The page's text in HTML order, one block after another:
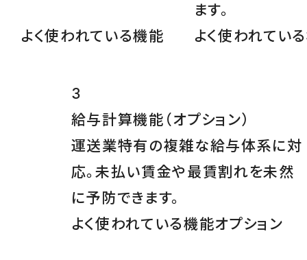
よく使われている機能
ます。
よく使われてい
3
給与計算機能 （オプション）
運送業特有の複雑な給与体系に対
応。未払い賃金や最賃割れを未然
に予防できます。
よく使われている機能オプション